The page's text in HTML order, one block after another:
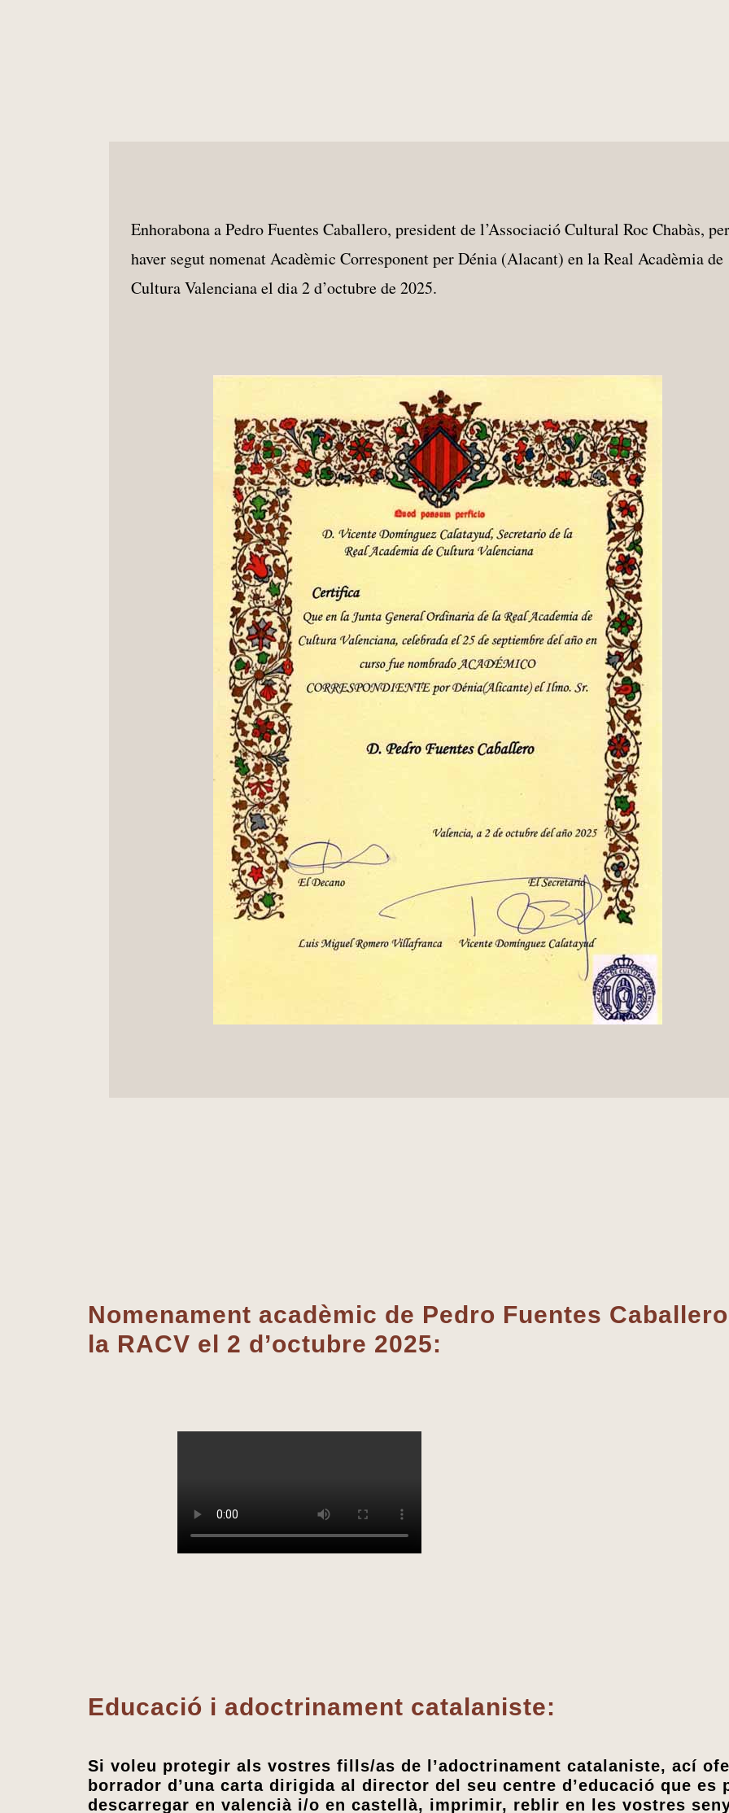
Enhorabona a Pedro Fuentes Caballero, president de l’Associació Cultural Roc Chabàs, per
haver segut nomenat Acadèmic Corresponent per Dénia (Alacant) en la Real Acadèmia de
Cultura Valenciana el dia 2 d’octubre de 2025.
Nomenament acadèmic de Pedro Fuentes
la RACV el 2 d’octubre 2025:
Educació i adoctrinament catalaniste:
Si voleu protegir als vostres fills/as de l’adoctrinament catalaniste, ací
borrador d’una carta dirigida al director del seu centre d’educació que es
descarregar en valencià i/o en castellà, imprimir, reblir en les vostres